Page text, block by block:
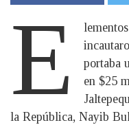
E
portaba
en $25
la República, Nayib